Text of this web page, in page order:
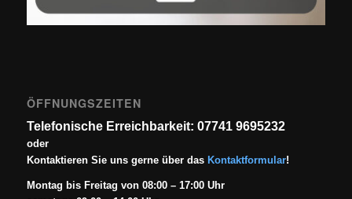
ÖFFNUNGSZEITEN
Telefonische Erreichbarkeit: 07741 9695232
oder
Kontaktieren Sie uns gerne über das Kontaktformular!
Montag bis Freitag von 08:00 – 17:00 Uhr